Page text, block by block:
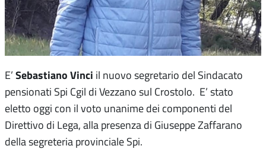
E’ Sebastiano Vinci il nuovo segretario del Sindacato
pensionati Spi Cgil di Vezzano sul Crostolo. E’ stato
eletto oggi con il voto unanime dei componenti del
Direttivo di Lega, alla presenza di Giuseppe Zaffarano
della segreteria provinciale Spi.